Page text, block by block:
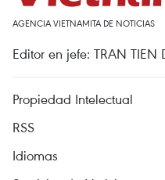
AGENCIA VIETNAMITA DE NOTICIAS
Editor en jefe: TRAN TIEN
Propiedad Intelectual
RSS
Idiomas